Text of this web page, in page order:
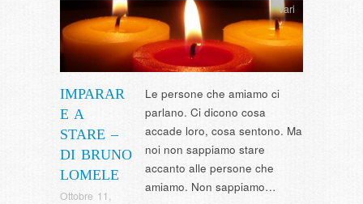
IMPARAR
E A
STARE –
DI BRUNO
LOMELE
Ottobre 11,
vari
Le persone che amiamo ci
parlano. Ci dicono cosa
accade loro, cosa sentono. Ma
noi non sappiamo stare
accanto alle persone che
amiamo. Non sappiamo…